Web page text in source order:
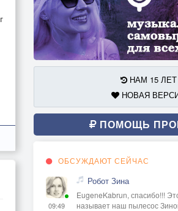
НАМ 15 ЛЕТ
НОВАЯ
ПОМОЩЬ
ОБСУЖДАЮТ СЕЙЧАС
09:49
Робот Зина
EugeneKabrun, спасибо!!!
называет наш пылесос